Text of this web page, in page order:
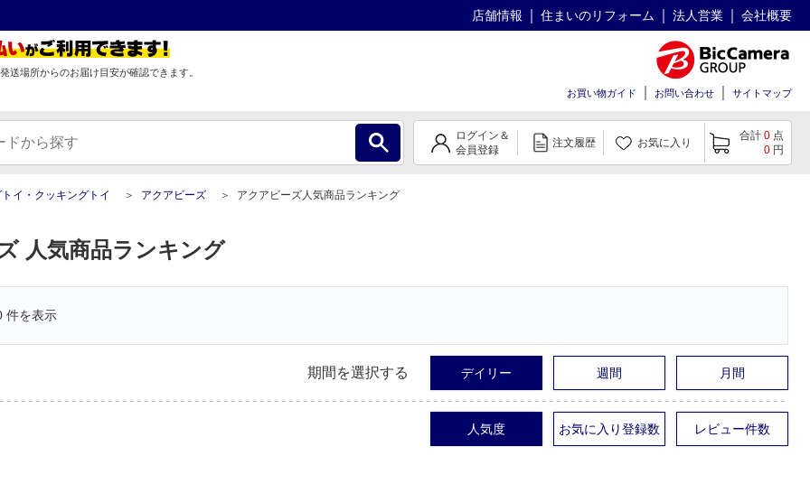
店舗情報 住まいのリフォーム 法人営業 会社概要
送場所からのお届け目安が確認できます。
お買い物ガイド
お問い合わせ サイトマップ
ログイン＆
会員登録
注文履歴 お気に入り
合計 0 点
0 円
イ・クッキングトイ アクアビーズ アクアビーズ人気商品ランキング
人気商品ランキング
件を表示
期間を選択する デイリー 週間 月間
人気度 お気に入り登録数 レビュー件数